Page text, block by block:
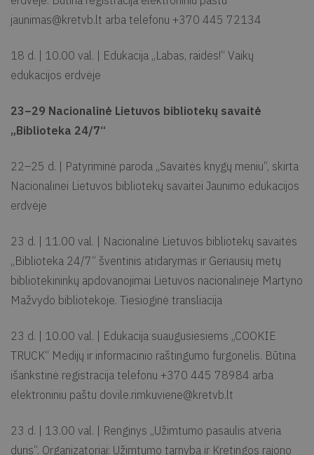
jaunimas@kretvb.lt arba telefonu +370 445 72134
18 d. | 10.00 val. | Edukacija „Labas, raidės!“ Vaikų
edukacijos erdvėje
23–29 Nacionalinė Lietuvos bibliotekų savaitė
„Biblioteka 24/7“
22–25 d. | Patyriminė paroda „Savaitės knygų meniu“, skirta
Nacionalinei Lietuvos bibliotekų savaitei Jaunimo edukacijos
erdvėje
23 d. | 11.00 val. | Nacionalinė Lietuvos bibliotekų savaitės
„Biblioteka 24/7“ šventinis atidarymas ir Geriausių metų
bibliotekininkų apdovanojimai Lietuvos nacionalinėje Martyno
Mažvydo bibliotekoje. Tiesioginė transliacija
23 d. | 10.00 val. | Edukacija suaugusiesiems „COOKIE
TRUCK“ Medijų ir informacinio raštingumo furgonėlis. Būtina
išankstinė registracija telefonu +370 445 78984 arba
elektroniniu paštu dovile.rimkuviene@kretvb.lt
23 d. | 13.00 val. | Renginys „Užimtumo pasaulis atveria
duris“. Organizatoriai: Užimtumo tarnyba ir Kretingos rajono